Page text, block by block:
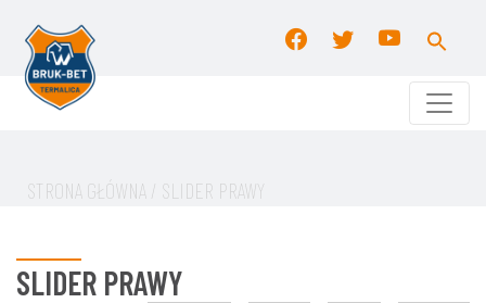
Search
STRONA GŁÓWNA / SLIDER PRAWY
SLIDER PRAWY